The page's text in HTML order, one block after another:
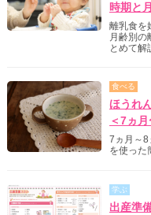
時期と
離乳食を
月齢別の
とめて解
食べる
ほうれ
＜7ヵ
7ヵ月～8
を使った
学ぶ
出産準